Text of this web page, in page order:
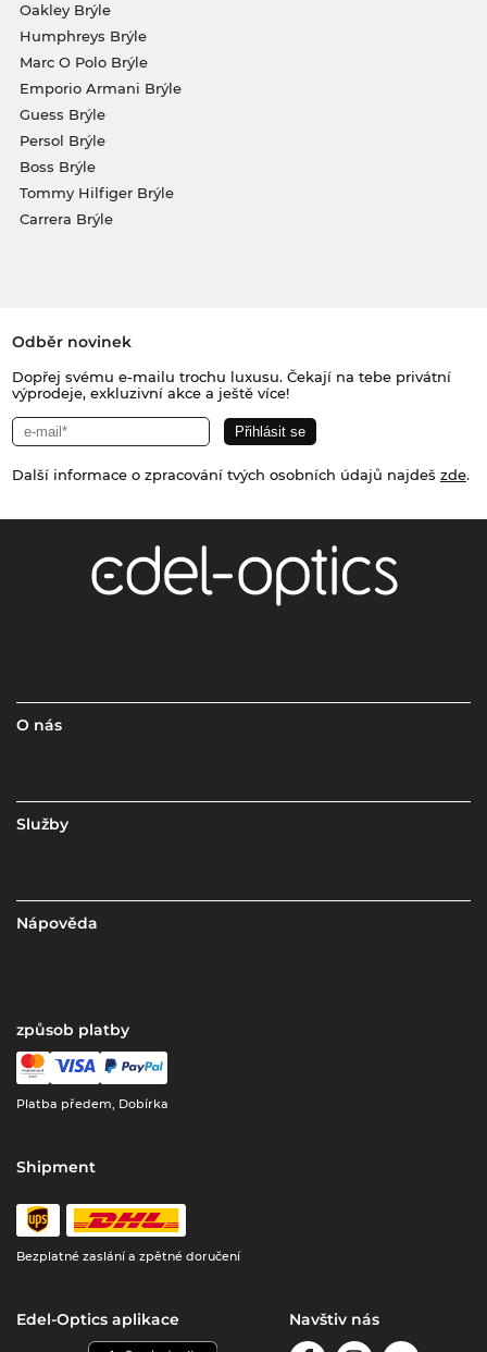
Oakley Brýle
Humphreys Brýle
Marc O Polo Brýle
Emporio Armani Brýle
Guess Brýle
Persol Brýle
Boss Brýle
Tommy Hilfiger Brýle
Carrera Brýle
Odběr novinek
Dopřej svému e-mailu trochu luxusu. Čekají na tebe privátní
výprodeje, exkluzivní akce a ještě více!
Další informace o zpracování tvých osobních údajů najdeš zde.
O nás
Služby
Nápověda
způsob platby
Platba předem, Dobírka
Shipment
Bezplatné zaslání a zpětné doručení
Edel-Optics aplikace Navštiv nás